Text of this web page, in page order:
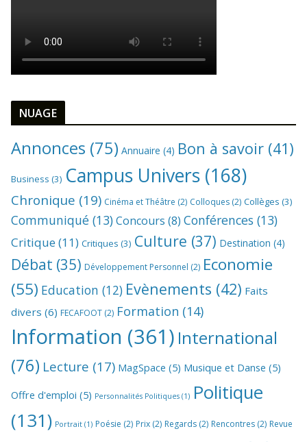
NUAGE
Annonces (75) Annuaire (4) Bon à savoir (41)
Business (3) Campus Univers (168)
Chronique (19) Cinéma et Théâtre (2) Colloques (2) Collèges (3)
Communiqué (13)Concours (8) Conférences (13)
Critique(11) Critiques (3) Culture (37) Destination (4)
Débat (35) Développement Personnel (2) Economie
(55) Education (12) Evènements (42) Faits
divers (6) FECAFOOT (2) Formation (14)
Information (361) International
(76) Lecture (17) MagSpace (5) Musique et Danse (5)
Offre d'emploi (5) Personnalités Politiques (1) Politique
(131) Portrait (1) Poésie (2) Prix (2) Regards (2) Rencontres (2) Revue